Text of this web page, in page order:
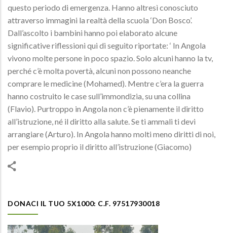
questo periodo di emergenza. Hanno altresì conosciuto
attraverso immagini la realtà della scuola ‘Don Bosco’.
Dall’ascolto i bambini hanno poi elaborato alcune
significative riflessioni qui di seguito riportate: ‘ In Angola
vivono molte persone in poco spazio. Solo alcuni hanno la tv,
perché c’è molta povertà, alcuni non possono neanche
comprare le medicine (Mohamed). Mentre c’era la guerra
hanno costruito le case sull’immondizia, su una collina
(Flavio). Purtroppo in Angola non c’è pienamente il diritto
all’istruzione, né il diritto alla salute. Se ti ammali ti devi
arrangiare (Arturo). In Angola hanno molti meno diritti di noi,
per esempio proprio il diritto all’istruzione (Giacomo)
DONACI IL TUO 5X1000: C.F. 97517930018